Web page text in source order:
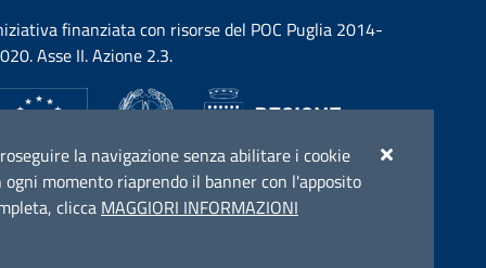
la navigazione senza abilitare i cookie
momento riaprendo il banner con l'apposito
clicca MAGGIORI INFORMAZIONI
finanziata con risorse del POC Puglia 2014-
Asse II. Azione 2.3.